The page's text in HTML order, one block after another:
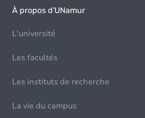
À propos d'UNamur
L'université
Les facultés
Les instituts de recherche
La vie du campus